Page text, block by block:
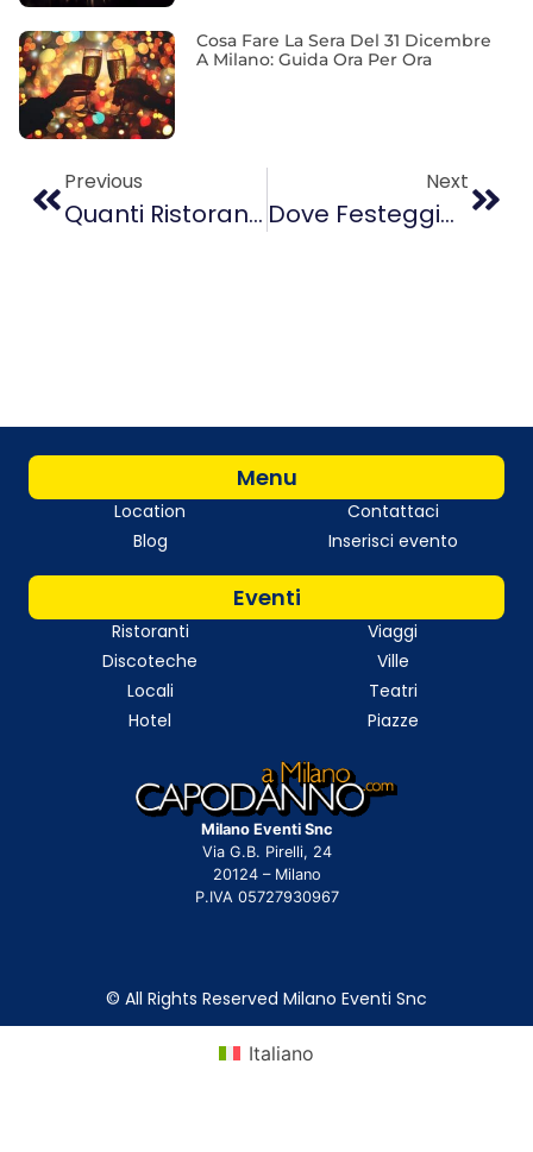
Cosa Fare La Sera Del 31 Dicembre
A Milano: Guida Ora Per Ora
Previous
Quanti Ristoranti Stellati Ci Sono A Milano
Next
Dove Festeggiare Capodanno A Milano
Milano Eventi Snc
Via G.B. Pirelli, 24
20124 – Milano
P.IVA 05727930967
Menu
Location
Blog
Contattaci
Inserisci evento
Eventi
Ristoranti
Discoteche
Locali
Hotel
Viaggi
Ville
Teatri
Piazze
© All Rights Reserved Milano Eventi Snc
Italiano